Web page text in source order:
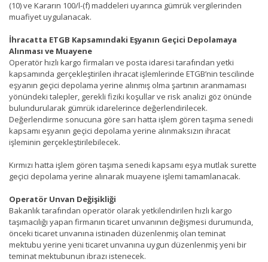
(10) ve Kararın 100/l-(f) maddeleri uyarınca gümrük vergilerinden
muafiyet uygulanacak.
İhracatta ETGB Kapsamındaki Eşyanın Geçici Depolamaya
Alınması ve Muayene
Operatör hızlı kargo firmaları ve posta idaresi tarafından yetki
kapsamında gerçekleştirilen ihracat işlemlerinde ETGB’nin tescilinde
eşyanın geçici depolama yerine alınmış olma şartının aranmaması
yönündeki talepler, gerekli fiziki koşullar ve risk analizi göz önünde
bulundurularak gümrük idarelerince değerlendirilecek.
Değerlendirme sonucuna göre sarı hatta işlem gören taşıma senedi
kapsamı eşyanın geçici depolama yerine alınmaksızın ihracat
işleminin gerçekleştirilebilecek.
Kırmızı hatta işlem gören taşıma senedi kapsamı eşya mutlak surette
geçici depolama yerine alınarak muayene işlemi tamamlanacak.
Operatör Unvan Değişikliği
Bakanlık tarafından operatör olarak yetkilendirilen hızlı kargo
taşımacılığı yapan firmanın ticaret unvanının değişmesi durumunda,
önceki ticaret unvanına istinaden düzenlenmiş olan teminat
mektubu yerine yeni ticaret unvanına uygun düzenlenmiş yeni bir
teminat mektubunun ibrazı istenecek.